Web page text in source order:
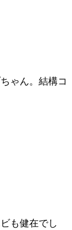
ゃん。結構コ
も健在でし